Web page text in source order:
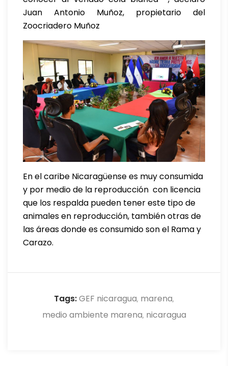
Juan Antonio Muñoz, propietario del
Zoocriadero Muñoz
En el caribe Nicaragüense es muy consumida
y por medio de la reproducción con licencia
que los respalda pueden tener este tipo de
animales en reproducción, también otras de
las áreas donde es consumido son el Rama y
Carazo.
Tags:GEF nicaragua, marena,
medio ambiente marena, nicaragua